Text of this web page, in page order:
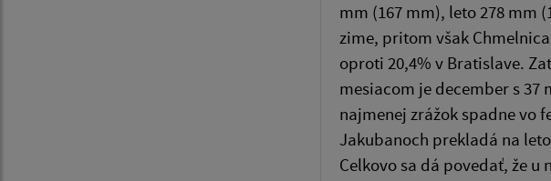
mm (167 mm), leto 278 mm
zime, pritom však
oproti 20,4% v Bratislave.
mesiacom je december s 37
najmenej zrážok spadne vo
Jakubanoch prekladá na
Celkovo sa dá povedať, že